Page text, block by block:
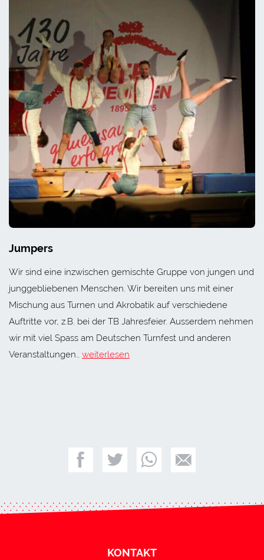
Jumpers
Wir sind eine inzwischen gemischte Gruppe von jungen und
junggebliebenen Menschen. Wir bereiten uns mit einer
Mischung aus Turnen und Akrobatik auf verschiedene
Auftritte vor, z.B. bei der TB Jahresfeier. Ausserdem nehmen
wir mit viel Spass am Deutschen Turnfest und anderen
Veranstaltungen… weiterlesen
KONTAKT